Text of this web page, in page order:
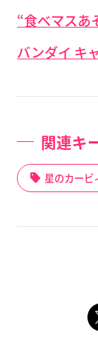
“食べマスあ
バンダイ キ
関連キ
星のカービ